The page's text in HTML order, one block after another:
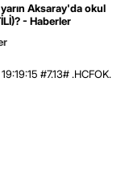
Aksaray'da okul
- Haberler
#7.13# .HCFOK.